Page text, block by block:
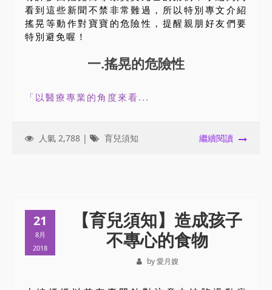
看到這些新聞不禁非常難過，所以特別專文介紹
搖晃等動作對寶寶的危險性，提醒親朋好友們要
特別避免喔！
一.搖晃的危險性
「以醫療專業的角度來看...
人氣 2,788 | 育兒須知 繼續閱讀
21
8月
2018
【育兒須知】造成孩子
不專心的食物
by 愛月嫂